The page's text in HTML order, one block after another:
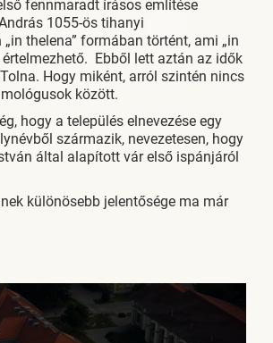
fennmaradt írásos említése
1055-ös tihanyi
thelena” formában történt, ami „in
értelmezhető. Ebből lett aztán az idők
Hogy miként, arról szintén nincs
között.
hogy a település elnevezése egy
származik, nevezetesen, hogy
által alapított vár első ispánjáról
különösebb jelentősége ma már